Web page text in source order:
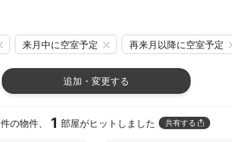
来月中に空室予定 再来月以降に空室予定
追加・変更する
件の物件、 1 部屋がヒットしました 共有する